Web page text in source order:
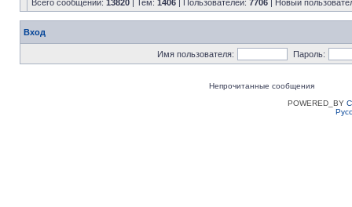
Всего сообщений: 13820 | Тем: 1406 | Пользователей: 7706 | Новый
Вход
Имя пользователя: Пароль:
Непрочитанные сообщения
POWERED_BY